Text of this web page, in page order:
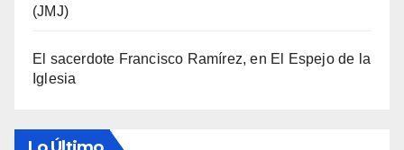
(JMJ)
El sacerdote Francisco Ramírez, en El Espejo de la
Iglesia